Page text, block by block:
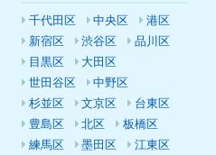
千代田区 中央区
港区
新宿区
渋谷区
品川区
目黒区
大田区
世田谷区
中野区
杉並区
文京区
台東区
豊島区
北区
板橋区
練馬区
墨田区
江東区